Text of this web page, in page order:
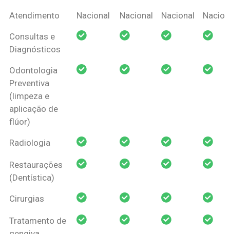
Coberturas
Pessoa Física
Nacional Criança Prótese
Atendimento Nacional Nacional Nacional
Consultas e
Diagnósticos
Odontologia
Preventiva
(limpeza e
aplicação de
flúor)
Radiologia
Restaurações
(Dentística)
Cirurgias
Tratamento de